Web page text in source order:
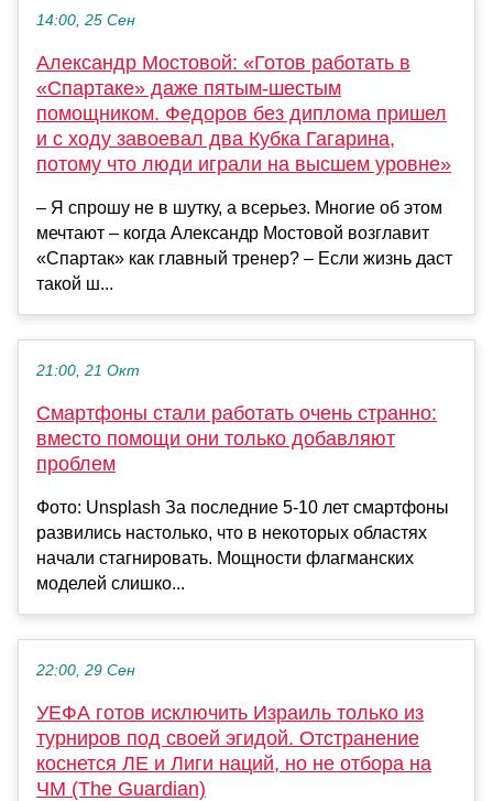
14:00, 25 Сен
Александр Мостовой: «Готов работать в
«Спартаке» даже пятым-шестым
помощником. Федоров без диплома пришел
и с ходу завоевал два Кубка Гагарина,
потому что люди играли на высшем уровне»
– Я спрошу не в шутку, а всерьез. Многие об этом
мечтают – когда Александр Мостовой возглавит
«Спартак» как главный тренер? – Если жизнь даст
такой ш...
21:00, 21 Окт
Смартфоны стали работать очень странно:
вместо помощи они только добавляют
проблем
Фото: Unsplash За последние 5-10 лет смартфоны
развились настолько, что в некоторых областях
начали стагнировать. Мощности флагманских
моделей слишко...
22:00, 29 Сен
УЕФА готов исключить Израиль только из
турниров под своей эгидой. Отстранение
коснется ЛЕ и Лиги наций, но не отбора на
ЧМ (The Guardian)